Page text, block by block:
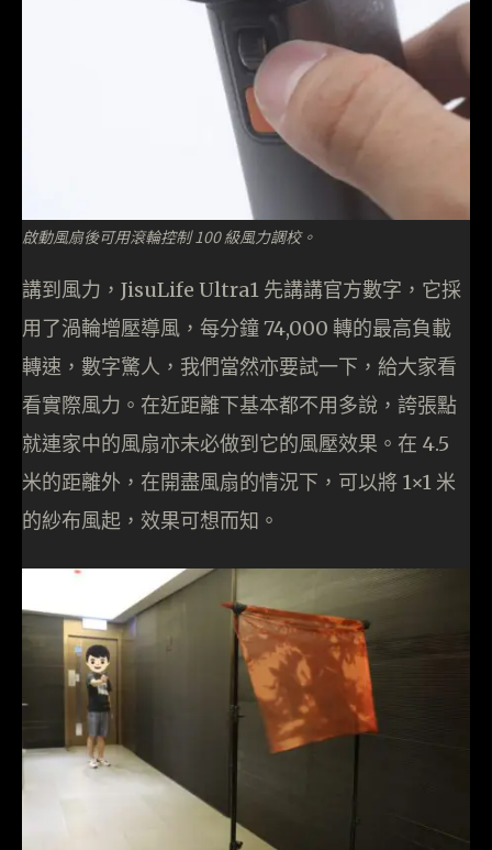
啟動風扇後可用滾輪控制 100 級風力調校。
講到風力，JisuLife Ultra1 先講講官方數字，它採
用了渦輪增壓導風，每分鐘 74,000 轉的最高負載
轉速，數字驚人，我們當然亦要試一下，給大家看
看實際風力。在近距離下基本都不用多說，誇張點
就連家中的風扇亦未必做到它的風壓效果。在 4.5
米的距離外，在開盡風扇的情況下，可以將 1×1 米
的紗布風起，效果可想而知。